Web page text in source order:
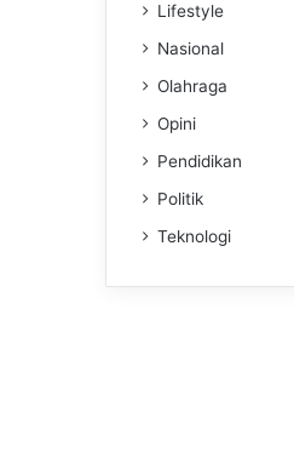
Lifestyle
Nasional
Olahraga
Opini
Pendidikan
Politik
Teknologi